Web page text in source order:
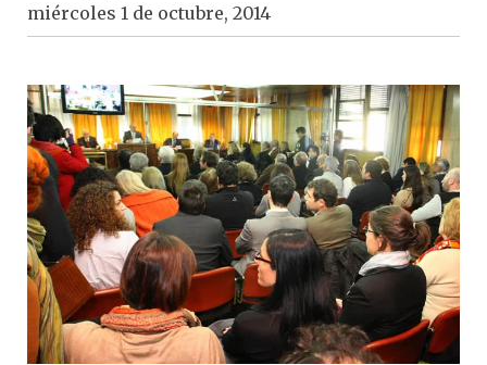
miércoles 1 de octubre, 2014